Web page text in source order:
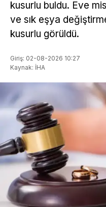
kusurlu buldu. Eve
ve sık eşya
kusurlu görüldü.
Giriş: 02-08-2026 10:27
Kaynak: İHA